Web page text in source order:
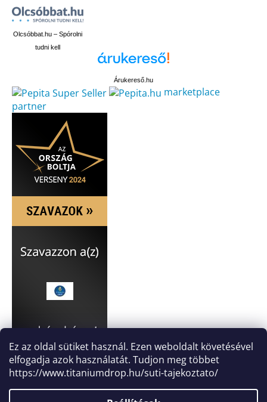
Ez az oldal sütiket használ. Ezen weboldalt követésével
elfogadja azok használatát. Tudjon meg többet
https://www.titaniumdrop.hu/suti-tajekoztato/
Olcsóbbat.hu – Spórolni
tudni kell
Árukereső.hu
marketplace
partner